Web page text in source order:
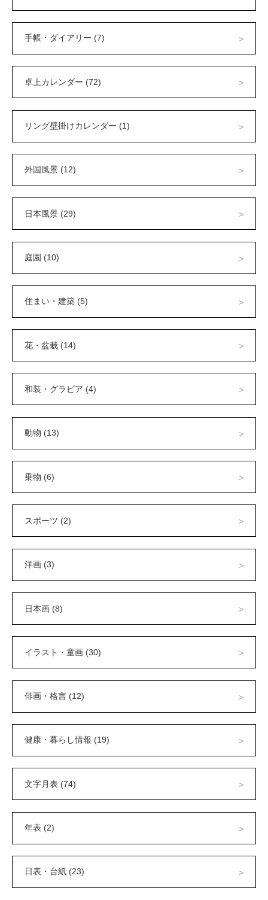
手帳・ダイアリー (7)
卓上カレンダー (72)
リング壁掛けカレンダー (1)
外国風景 (12)
日本風景 (29)
庭園 (10)
住まい・建築 (5)
花・盆栽 (14)
和装・グラビア (4)
動物 (13)
乗物 (6)
スポーツ (2)
洋画 (3)
日本画 (8)
イラスト・童画 (30)
俳画・格言 (12)
健康・暮らし情報 (19)
文字月表 (74)
年表 (2)
日表・台紙 (23)